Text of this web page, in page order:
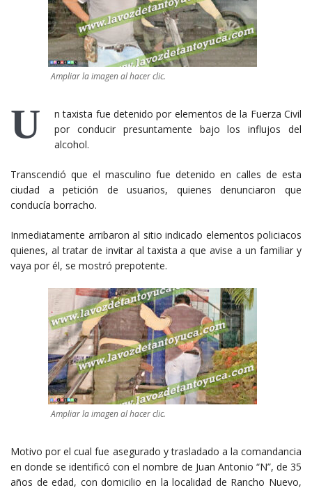
Ampliar la imagen al hacer clic.
U
n taxista fue detenido por elementos de la Fuerza Civil
por conducir presuntamente bajo los influjos del
alcohol.
Transcendió que el masculino fue detenido en calles de esta
ciudad a petición de usuarios, quienes denunciaron que
conducía borracho.
Inmediatamente arribaron al sitio indicado elementos policiacos
quienes, al tratar de invitar al taxista a que avise a un familiar y
vaya por él, se mostró prepotente.
Ampliar la imagen al hacer clic.
Motivo por el cual fue asegurado y trasladado a la comandancia
en donde se identificó con el nombre de Juan Antonio “N”, de 35
años de edad, con domicilio en la localidad de Rancho Nuevo,